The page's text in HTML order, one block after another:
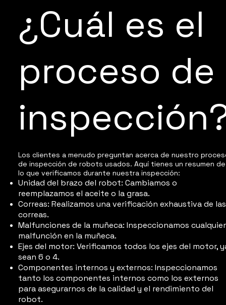
Los clientes a menudo preguntan acerca de nuestro
de inspección de robots usados. Aquí tienes un resumen de
lo que verificamos durante nuestra inspección:
Unidad del brazo del robot: Cambiamos o
reemplazamos el aceite o la grasa.
Correas: Realizamos una verificación exhaustiva de las
correas.
Malfunciones de la muñeca: Inspeccionamos cualquier
malfunción en la muñeca.
Ejes del motor: Verificamos todos los ejes del motor,
sean 6 o 4.
Componentes internos y externos: Inspeccionamos
tanto los componentes internos como los externos
para asegurarnos de la calidad y el rendimiento del
robot.
¿Cuál es el
proceso de